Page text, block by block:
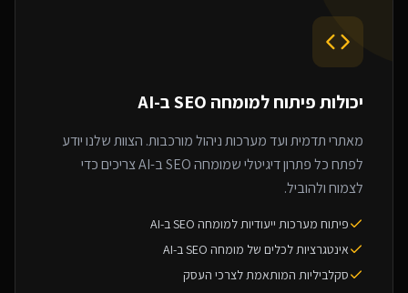
יכולות פיתוח למומחה SEO ב-AI
מאתרי תדמית ועד מערכות ניהול מורכבות. הצוות שלנו יודע
לפתח כל פתרון דיגיטלי שמומחה SEO ב-AI צריכים כדי
לצמוח ולהוביל.
פיתוח מערכות ייעודיות למומחה SEO ב-AI
אינטגרציות לכלים של מומחה SEO ב-AI
סקלביליות המותאמת לצרכי העסק